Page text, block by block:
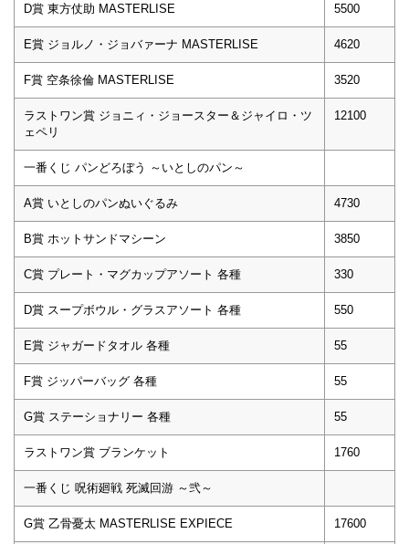
D賞 東方仗助 MASTERLISE 5500
E賞 ジョルノ・ジョバァーナ MASTERLISE 4620
F賞 空条徐倫 MASTERLISE 3520
ラストワン賞 ジョニィ・ジョースター＆ジャイロ・ツ
ェペリ
12100
一番くじ パンどろぼう ～いとしのパン～
A賞 いとしのパンぬいぐるみ 4730
B賞 ホットサンドマシーン 3850
C賞 プレート・マグカップアソート 各種 330
D賞 スープボウル・グラスアソート 各種 550
E賞 ジャガードタオル 各種 55
F賞 ジッパーバッグ 各種 55
G賞 ステーショナリー 各種 55
ラストワン賞 ブランケット 1760
一番くじ 呪術廻戦 死滅回游 ～弐～
G賞 乙骨憂太 MASTERLISE EXPIECE 17600